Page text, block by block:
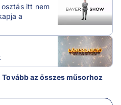
itt nem
a
Tovább az összes műsorhoz